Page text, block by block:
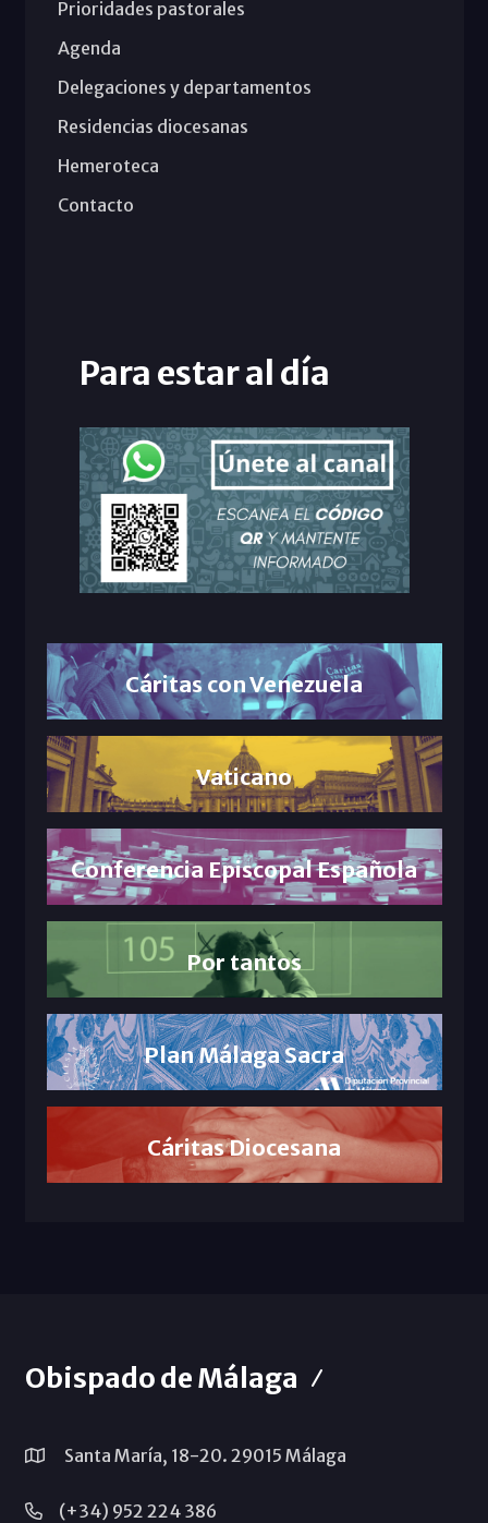
Prioridades pastorales
Agenda
Delegaciones y departamentos
Residencias diocesanas
Hemeroteca
Contacto
Para estar al día
Cáritas con Venezuela
Vaticano
Conferencia Episcopal Española
Por tantos
Plan Málaga Sacra
Cáritas Diocesana
Obispado de Málaga
Santa María, 18-20. 29015 Málaga
(+34) 952 224 386